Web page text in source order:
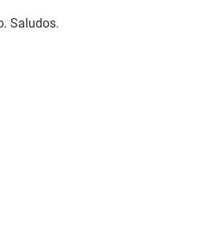
Saludos.